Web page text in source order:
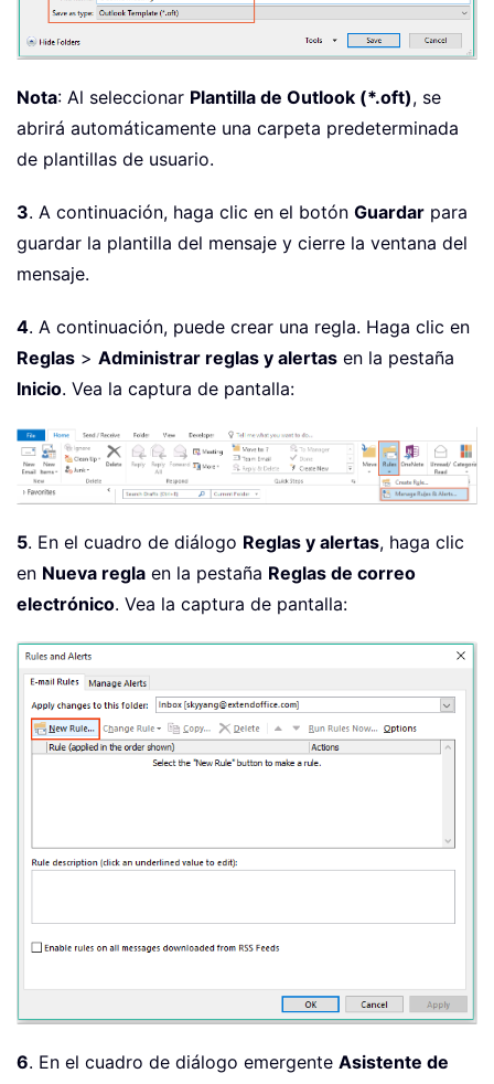
Nota: Al seleccionar Plantilla de Outlook (*.oft), se
abrirá automáticamente una carpeta predeterminada
de plantillas de usuario.
3. A continuación, haga clic en el botón Guardar para
guardar la plantilla del mensaje y cierre la ventana del
mensaje.
4. A continuación, puede crear una regla. Haga clic en
Reglas > Administrar reglas y alertas en la pestaña
Inicio. Vea la captura de pantalla:
5. En el cuadro de diálogo Reglas y alertas, haga clic
en Nueva regla en la pestaña Reglas de correo
electrónico. Vea la captura de pantalla:
6. En el cuadro de diálogo emergente Asistente de